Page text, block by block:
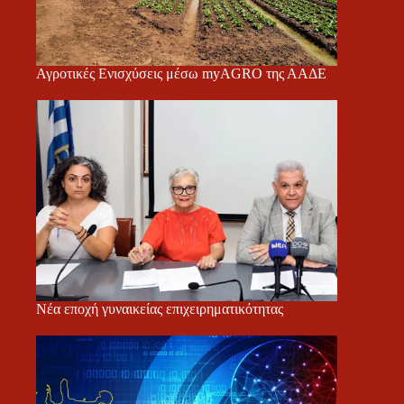
Αγροτικές Ενισχύσεις μέσω myAGRO της ΑΑΔΕ
Νέα εποχή γυναικείας επιχειρηματικότητας